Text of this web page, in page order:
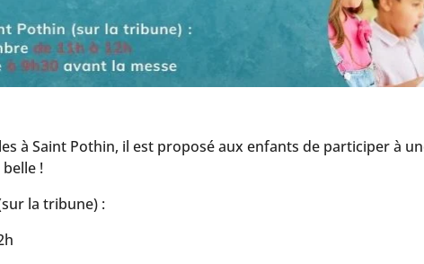
à Saint Pothin, il est proposé aux enfants de participer à
!
la tribune) :